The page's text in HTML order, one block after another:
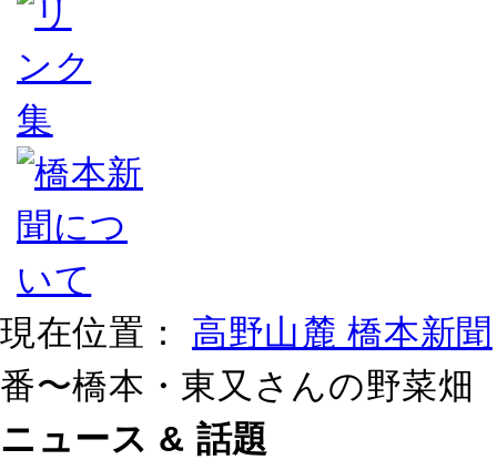
現在位置： 高野山麓 橋本新聞
番〜橋本・東又さんの野菜畑
ニュース & 話題